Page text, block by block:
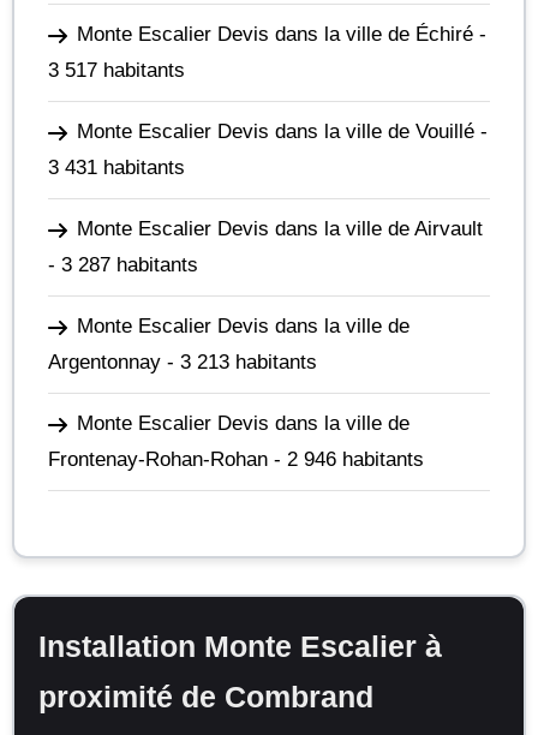
Monte Escalier Devis dans la ville de Échiré -
3 517 habitants
Monte Escalier Devis dans la ville de Vouillé -
3 431 habitants
Monte Escalier Devis dans la ville de Airvault
- 3 287 habitants
Monte Escalier Devis dans la ville de
Argentonnay - 3 213 habitants
Monte Escalier Devis dans la ville de
Frontenay-Rohan-Rohan - 2 946 habitants
Installation Monte Escalier à
proximité de Combrand